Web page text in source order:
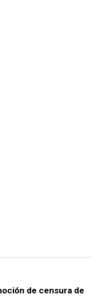
de censura de